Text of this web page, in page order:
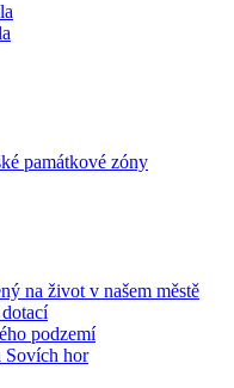
památkové zóny
na život v našem městě
podzemí
hor